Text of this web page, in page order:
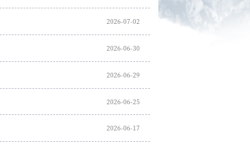
2026-07-02
2026-06-30
2026-06-29
2026-06-25
2026-06-17